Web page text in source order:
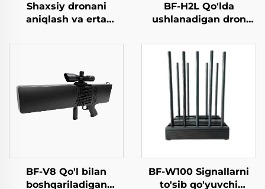
Shaxsiy dronani
aniqlash va erta
BF-H2L Qo'lda
ushlanadigan dron
BF-V8 Qo'l bilan
boshqariladigan
BF-W100 Signallarni
to'sib qo'yuvchi